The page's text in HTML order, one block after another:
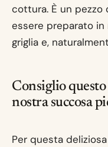
cottura. È un
essere preparato in
griglia e,
Consiglio
nostra succosa
Per questa